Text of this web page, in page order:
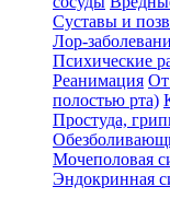
Суставы и
Лор-
Психические
Реанимация От
полостью рта)
Простуда,
Мочеполовая
Эндокринная